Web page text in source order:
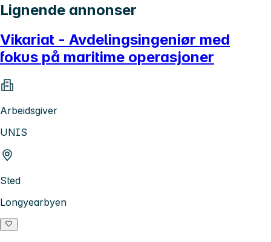
Lignende annonser
Vikariat - Avdelingsingeniør med
fokus på maritime operasjoner
Arbeidsgiver
UNIS
Sted
Longyearbyen